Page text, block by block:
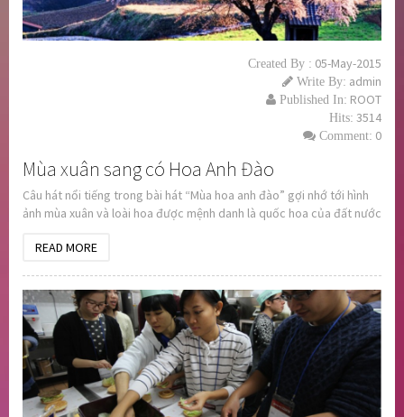
Created By : 05-May-2015
Write By: admin
Published In: ROOT
Hits: 3514
Comment: 0
Mùa xuân sang có Hoa Anh Đào
Câu hát nổi tiếng trong bài hát “Mùa hoa anh đào” gợi nhớ tới hình
ảnh mùa xuân và loài hoa được mệnh danh là quốc hoa của đất nước
READ MORE